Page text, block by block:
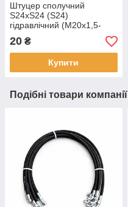
Штуцер сполучний
S24хS24 (S24)
гідравлічний (М20х1,5-
М20х1,5)
20 ₴
Купити
Подібні товари компанії